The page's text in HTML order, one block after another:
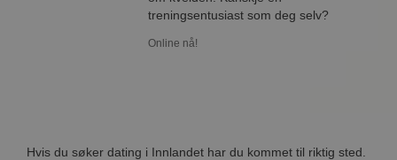
treningsentusiast som deg selv?
Online nå!
Hvis du søker dating i Innlandet har du kommet til riktig sted.